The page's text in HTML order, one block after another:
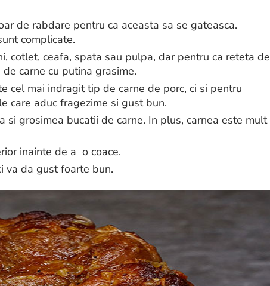
de rabdare pentru ca aceasta sa se gateasca.
complicate.
cotlet, ceafa, spata sau pulpa, dar pentru ca reteta de
carne cu putina grasime.
cel mai indragit tip de carne de porc, ci si pentru
care aduc fragezime si gust bun.
grosimea bucatii de carne. In plus, carnea este mult
inainte de a o coace.
va da gust foarte bun.